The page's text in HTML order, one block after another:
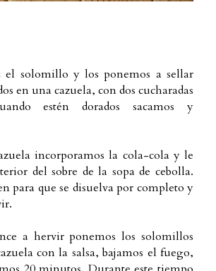
el solomillo y los ponemos a sellar
en una cazuela, con dos cucharadas
estén dorados sacamos y
incorporamos la cola-cola y le
del sobre de la sopa de cebolla.
para que se disuelva por completo y
a hervir ponemos los solomillos
con la salsa, bajamos el fuego,